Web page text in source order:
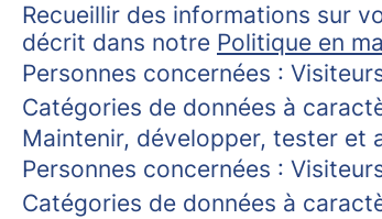
Recueillir des informations sur
décrit dans notre Politique en
Personnes concernées :
Catégories de données à
Maintenir, développer, tester et
Personnes concernées :
Catégories de données à